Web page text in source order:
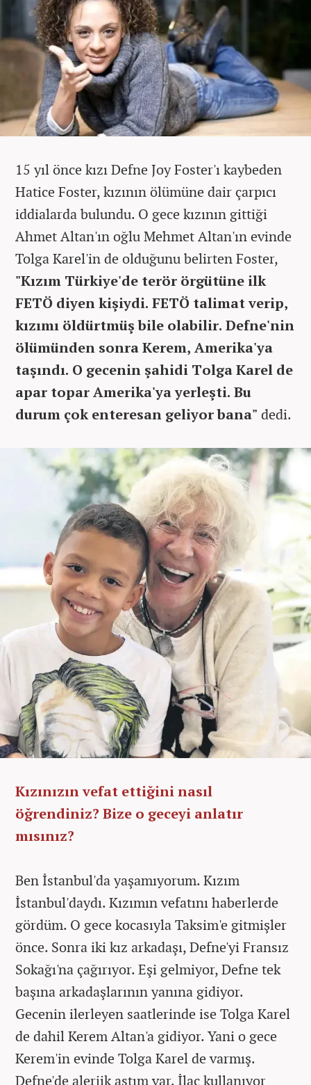
15 yıl önce kızı Defne Joy Foster'ı kaybeden
Hatice Foster, kızının ölümüne dair çarpıcı
iddialarda bulundu. O gece kızının gittiği
Ahmet Altan'ın oğlu Mehmet Altan'ın evinde
Tolga Karel'in de olduğunu belirten Foster,
"Kızım Türkiye'de terör örgütüne ilk
FETÖ diyen kişiydi. FETÖ talimat verip,
kızımı öldürtmüş bile olabilir. Defne'nin
ölümünden sonra Kerem, Amerika'ya
taşındı. O gecenin şahidi Tolga Karel de
apar topar Amerika'ya yerleşti. Bu
durum çok enteresan geliyor bana" dedi.
Kızınızın vefat ettiğini nasıl
öğrendiniz? Bize o geceyi anlatır
mısınız?
Ben İstanbul'da yaşamıyorum. Kızım
İstanbul'daydı. Kızımın vefatını haberlerde
gördüm. O gece kocasıyla Taksim'e gitmişler
önce. Sonra iki kız arkadaşı, Defne'yi Fransız
Sokağı'na çağırıyor. Eşi gelmiyor, Defne tek
başına arkadaşlarının yanına gidiyor.
Gecenin ilerleyen saatlerinde ise Tolga Karel
de dahil Kerem Altan'a gidiyor. Yani o gece
Kerem'in evinde Tolga Karel de varmış.
Defne'de alerjik astım var. İlaç kullanıyor